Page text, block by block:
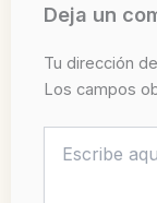
Deja un
Tu dirección
Los campos
aquí...